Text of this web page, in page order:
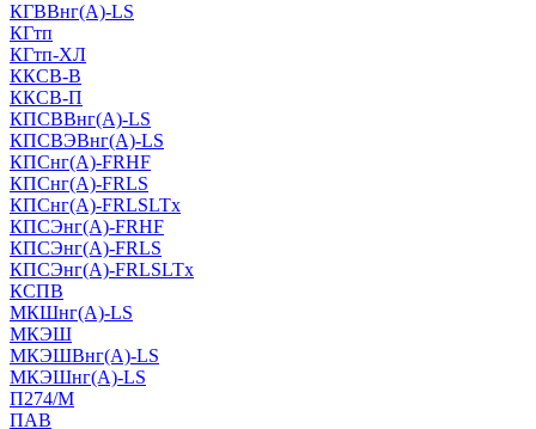
КГВВнг(А)-LS
КГтп
КГтп-ХЛ
ККСВ-В
ККСВ-П
КПСВВнг(А)-LS
КПСВЭВнг(А)-LS
КПСнг(А)-FRHF
КПСнг(А)-FRLS
КПСнг(А)-FRLSLTx
КПСЭнг(А)-FRHF
КПСЭнг(А)-FRLS
КПСЭнг(А)-FRLSLTx
КСПВ
МКШнг(А)-LS
МКЭШ
МКЭШВнг(А)-LS
МКЭШнг(А)-LS
П274/М
ПАВ